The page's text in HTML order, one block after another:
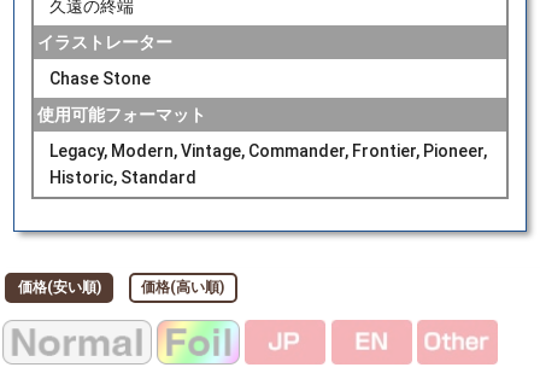
久遠の終端
イラストレーター
Chase Stone
使用可能フォーマット
Legacy, Modern, Vintage, Commander, Frontier, Pioneer,
Historic, Standard
価格(安い順) 価格(高い順)